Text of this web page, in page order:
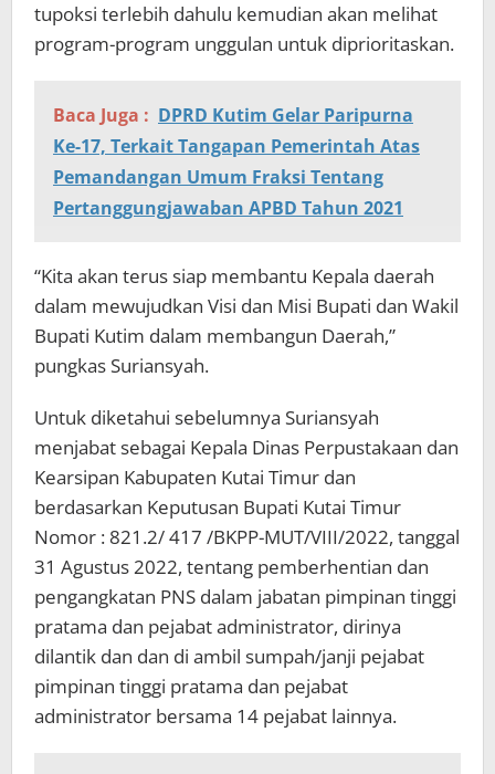
tupoksi terlebih dahulu kemudian akan melihat
program-program unggulan untuk diprioritaskan.
Baca Juga : DPRD Kutim Gelar Paripurna
Ke-17, Terkait Tangapan Pemerintah Atas
Pemandangan Umum Fraksi Tentang
Pertanggungjawaban APBD Tahun 2021
“Kita akan terus siap membantu Kepala daerah
dalam mewujudkan Visi dan Misi Bupati dan Wakil
Bupati Kutim dalam membangun Daerah,”
pungkas Suriansyah.
Untuk diketahui sebelumnya Suriansyah
menjabat sebagai Kepala Dinas Perpustakaan dan
Kearsipan Kabupaten Kutai Timur dan
berdasarkan Keputusan Bupati Kutai Timur
Nomor : 821.2/ 417 /BKPP-MUT/VIII/2022, tanggal
31 Agustus 2022, tentang pemberhentian dan
pengangkatan PNS dalam jabatan pimpinan tinggi
pratama dan pejabat administrator, dirinya
dilantik dan dan di ambil sumpah/janji pejabat
pimpinan tinggi pratama dan pejabat
administrator bersama 14 pejabat lainnya.